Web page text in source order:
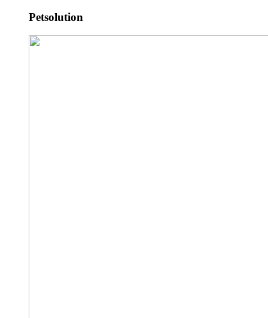
Petsolution